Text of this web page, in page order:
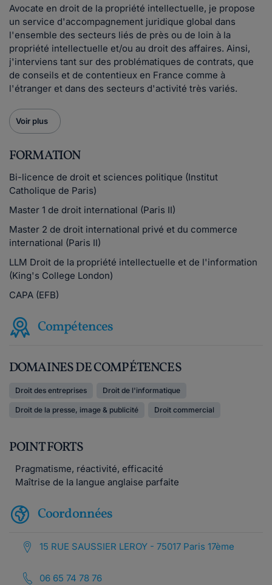
Avocate en droit de la propriété intellectuelle, je propose
un service d'accompagnement juridique global dans
l'ensemble des secteurs liés de près ou de loin à la
propriété intellectuelle et/ou au droit des affaires. Ainsi,
j'interviens tant sur des problématiques de contrats, que
de conseils et de contentieux en France comme à
l'étranger et dans des secteurs d'activité très variés.
Voir plus
FORMATION
Bi-licence de droit et sciences politique (Institut
Catholique de Paris)
Master 1 de droit international (Paris II)
Master 2 de droit international privé et du commerce
international (Paris II)
LLM Droit de la propriété intellectuelle et de l'information
(King's College London)
CAPA (EFB)
Compétences
DOMAINES DE COMPÉTENCES
Droit des entreprises Droit de l'informatique
Droit de la presse, image & publicité Droit commercial
POINT FORTS
Pragmatisme, réactivité, efficacité
Maîtrise de la langue anglaise parfaite
Coordonnées
15 RUE SAUSSIER LEROY - 75017 Paris 17ème
06 65 74 78 76